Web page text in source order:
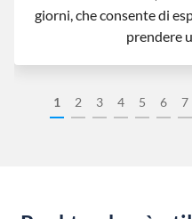
1 2 3 4 5 6 7
giorni, che consente di
prendere